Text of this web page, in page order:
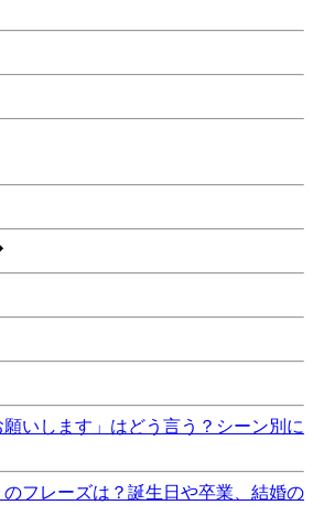
いします」はどう言う？シーン別に
フレーズは？誕生日や卒業、結婚の